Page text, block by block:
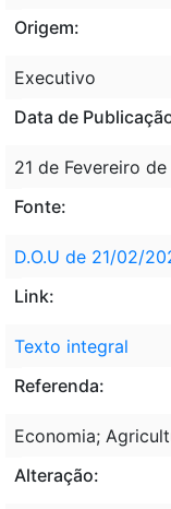
Origem:
Executivo
Data de
21 de Fevereiro
Fonte:
D.O.U de 21/02/
Link:
Texto integral
Referenda:
Economia;
Alteração: